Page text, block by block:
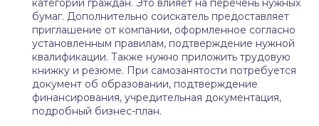
категории граждан. Это влияет на перечень нужных
бумаг. Дополнительно соискатель предоставляет
приглашение от компании, оформленное согласно
установленным правилам, подтверждение нужной
квалификации. Также нужно приложить трудовую
книжку и резюме. При самозанятости потребуется
документ об образовании, подтверждение
финансирования, учредительная документация,
подробный бизнес-план.